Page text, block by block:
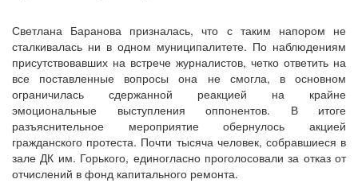
Светлана Баранова призналась, что с таким напором не
сталкивалась ни в одном муниципалитете. По наблюдениям
присутствовавших на встрече журналистов, четко ответить на
все поставленные вопросы она не смогла, в основном
ограничилась сдержанной реакцией на крайне
эмоциональные выступления оппонентов. В итоге
разъяснительное мероприятие обернулось акцией
гражданского протеста. Почти тысяча человек, собравшиеся в
зале ДК им. Горького, единогласно проголосовали за отказ от
отчислений в фонд капитального ремонта.